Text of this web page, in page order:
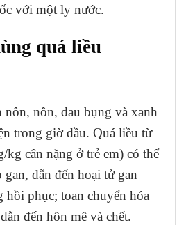
với một ly nước.
quá liều
nôn, nôn, đau bụng và xanh
trong giờ đầu. Quá liều từ
kg cân nặng ở trẻ em) có thể
dẫn đến hoại tử gan
hồi phục; toan chuyển hóa
đến hôn mê và chết.